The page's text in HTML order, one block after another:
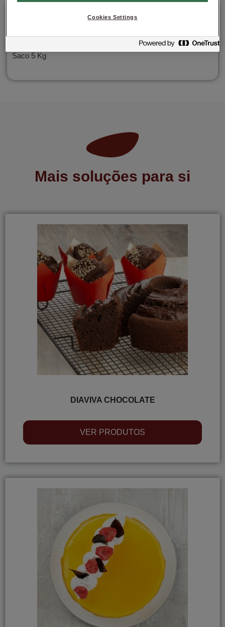
Saco 5 Kg
Mais soluções para si
DIAVIVA CHOCOLATE
VER PRODUTOS
Cookies Settings